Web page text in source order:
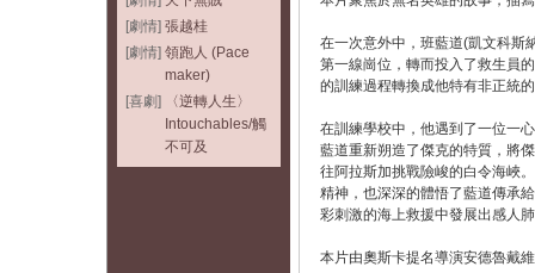
[劇情] 張越桂
[劇情] 領跑人 (Pace
maker)
[喜劇]
〈逆轉人生〉
Intouchables/觸
不可及
在一次意外中，班藍道(凱文科斯
第一線崗位，轉而投入了救生員
的訓練過程轉換成他特有非正統
在訓練學校中，他遇到了一位一
藍道重新朔造了傑克的特質，將
往阿拉斯加挑戰險峻的白令海峽
精神，也深深的體悟了藍道傳承
彩刺激的海上救援中發展出感人
本片由奧斯卡提名導演安德魯戴